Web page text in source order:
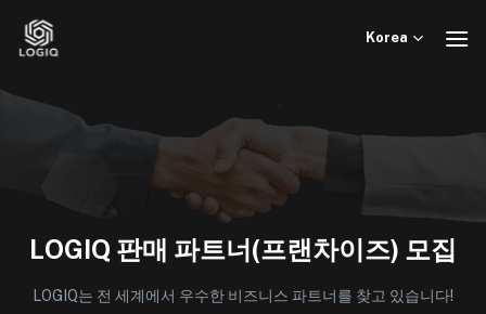
Korea
LOGIQ 판매 파트너(프랜차이즈) 모집
LOGIQ는 전 세계에서 우수한 비즈니스 파트너를 찾고 있습니다!